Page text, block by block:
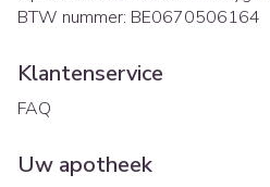
BTW nummer: BE0670506164
Klantenservice
FAQ
Uw apotheek